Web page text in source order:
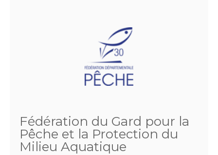
Fédération du Gard pour la
Pêche et la Protection du
Milieu Aquatique